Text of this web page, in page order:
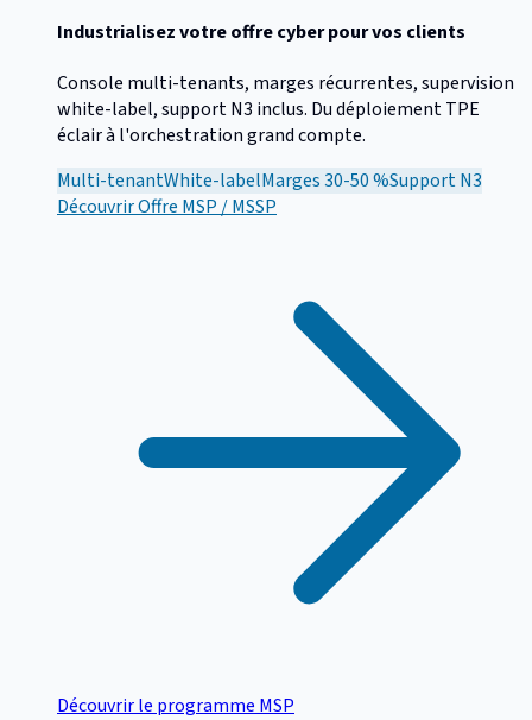
Industrialisez votre offre cyber pour vos clients
Console multi-tenants, marges récurrentes, supervision
white-label, support N3 inclus. Du déploiement TPE
éclair à l'orchestration grand compte.
Multi-tenantWhite-labelMarges 30-50 %Support N3
DécouvrirOffre MSP / MSSP
Découvrir le programme MSP